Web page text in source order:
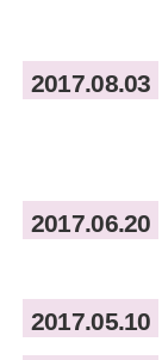
2017.08.03
2017.06.20
2017.05.10